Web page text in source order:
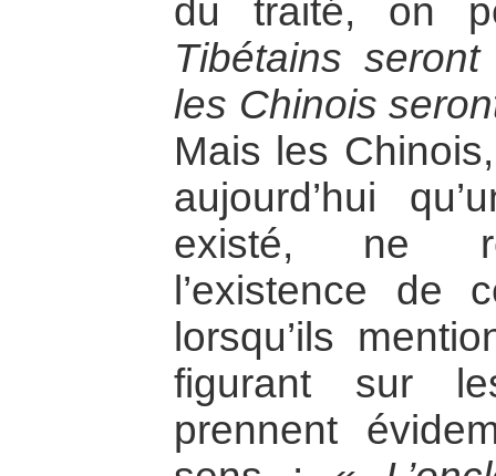
du traité, on
Tibétains
les Chinois
Mais les
aujourd’hui
existé, ne
l’existence
lorsqu’ils
figurant sur
prennent